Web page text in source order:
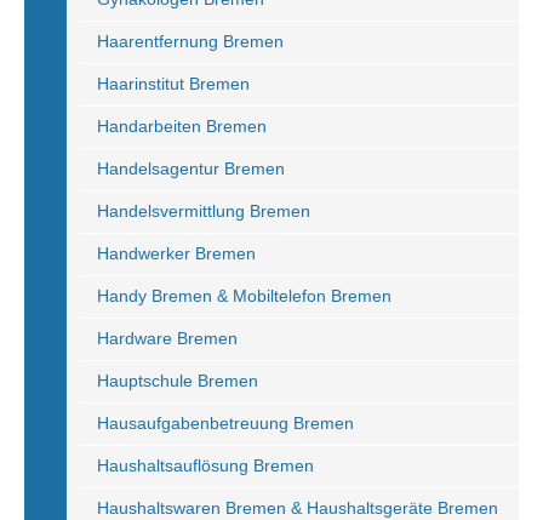
Haarentfernung Bremen
Haarinstitut Bremen
Handarbeiten Bremen
Handelsagentur Bremen
Handelsvermittlung Bremen
Handwerker Bremen
Handy Bremen & Mobiltelefon Bremen
Hardware Bremen
Hauptschule Bremen
Hausaufgabenbetreuung Bremen
Haushaltsauflösung Bremen
Haushaltswaren Bremen & Haushaltsgeräte Bremen